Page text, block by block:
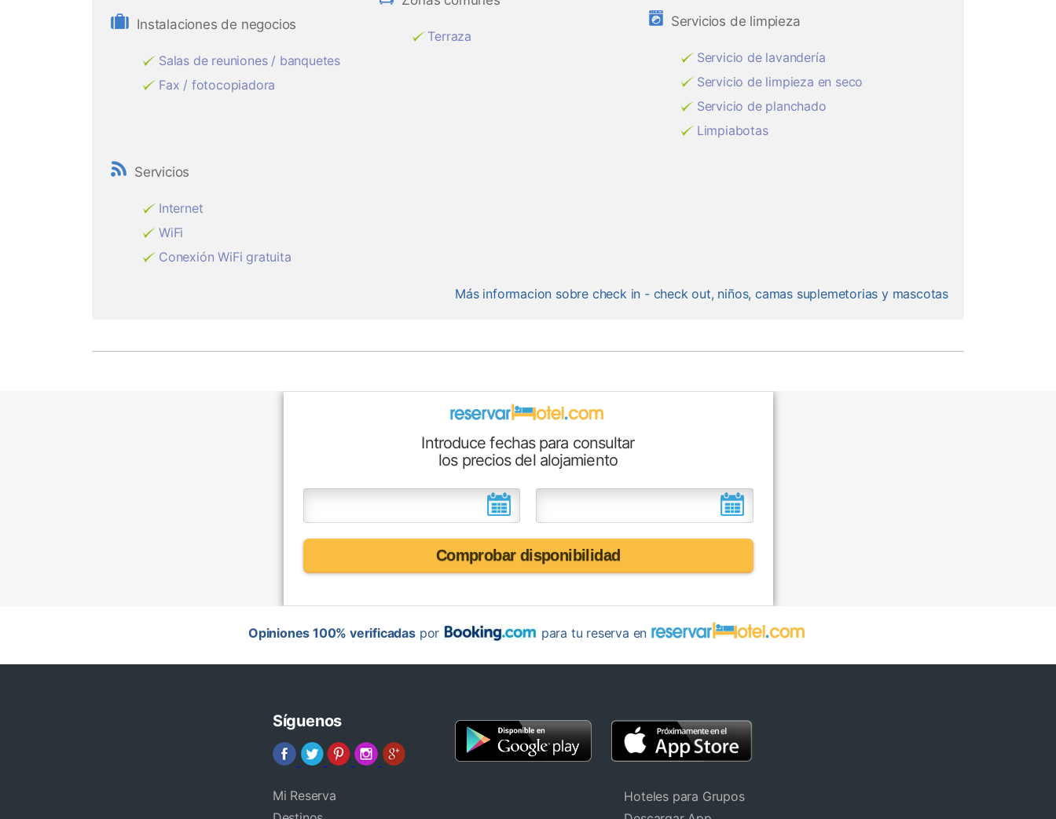
Instalaciones de negocios
Salas de reuniones / banquetes
Fax / fotocopiadora
Terraza
Servicios de limpieza
Servicio de lavandería
Servicio de limpieza en seco
Servicio de planchado
Limpiabotas
Servicios
Internet
WiFi
Conexión WiFi gratuita
Más informacion sobre check in - check out, niños, camas suplemetorias y mascotas
Introduce fechas para consultar
los precios del alojamiento
Comprobar disponibilidad
Opiniones 100% verificadaspor para tu reserva en
Síguenos
Mi Reserva
Hoteles para Grupos